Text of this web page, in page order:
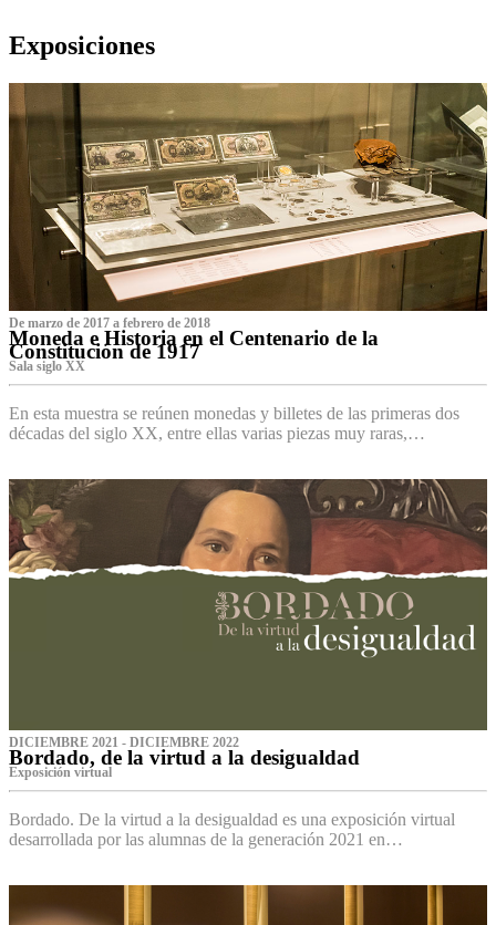
Exposiciones
De marzo de 2017 a febrero de 2018
Moneda e Historia en el Centenario de la
Constitución de 1917
Sala siglo XX
En esta muestra se reúnen monedas y billetes de las primeras dos
décadas del siglo XX, entre ellas varias piezas muy raras,…
DICIEMBRE 2021 - DICIEMBRE 2022
Bordado, de la virtud a la desigualdad
Exposición virtual‌
Bordado. De la virtud a la desigualdad es una exposición virtual
desarrollada por las alumnas de la generación 2021 en…